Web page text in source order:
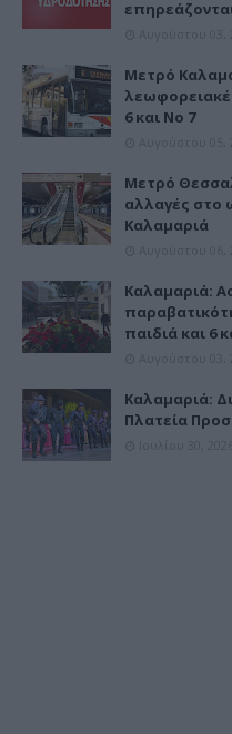
Μετρό
6 και Νο 7
Μετρό
αλλαγές στο
Καλαμαριά
Καλαμαριά:
παιδιά και 6
Καλαμαριά:
Πλατεία